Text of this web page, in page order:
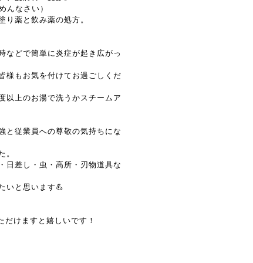
んなさい）
り薬と飲み薬の処方。
などで簡単に炎症が起き広がっ
様もお気を付けてお過ごしくだ
以上のお湯で洗うかスチームア
と従業員への尊敬の気持ちにな
。
日差し・虫・高所・刃物道具な
いと思います💪
けますと嬉しいです！